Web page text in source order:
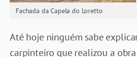
Fachada da Capela do Loretto
Até hoje ninguém sabe
carpinteiro que realizou a